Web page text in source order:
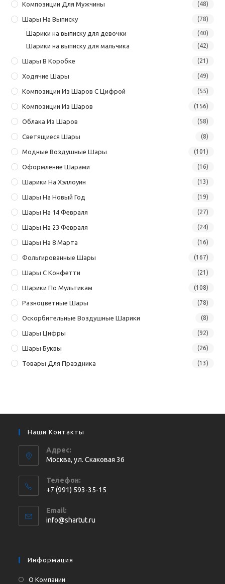
Композиции Для Мужчины (48)
Шары На Выписку (78)
Шарики на выписку для девочки (40)
Шарики на выписку для мальчика (42)
Шары В Коробке (21)
Ходячие Шары (49)
Композиции Из Шаров С Цифрой (55)
Композиции Из Шаров (156)
Облака Из Шаров (58)
Светящиеся Шары (8)
Модные Воздушные Шары (101)
Оформление Шарами (16)
Шарики На Хэллоуин (13)
Шары На Новый Год (19)
Шары На 14 Февраля (27)
Шары На 23 Февраля (24)
Шары На 8 Марта (16)
Фольгированные Шары (167)
Шары С Конфетти (21)
Шарики По Мультикам (108)
Разноцветные Шары (78)
Оскорбительные Воздушные Шарики (8)
Шары Цифры (92)
Шары Буквы (26)
Товары Для Праздника (13)
Наши Контакты
Адрес:
Москва, ул. Cкаковая 36
Телефон:
+7 (991) 593-35-15
в
вашем
Email:
info@shartut.ru
Информация
О Компании